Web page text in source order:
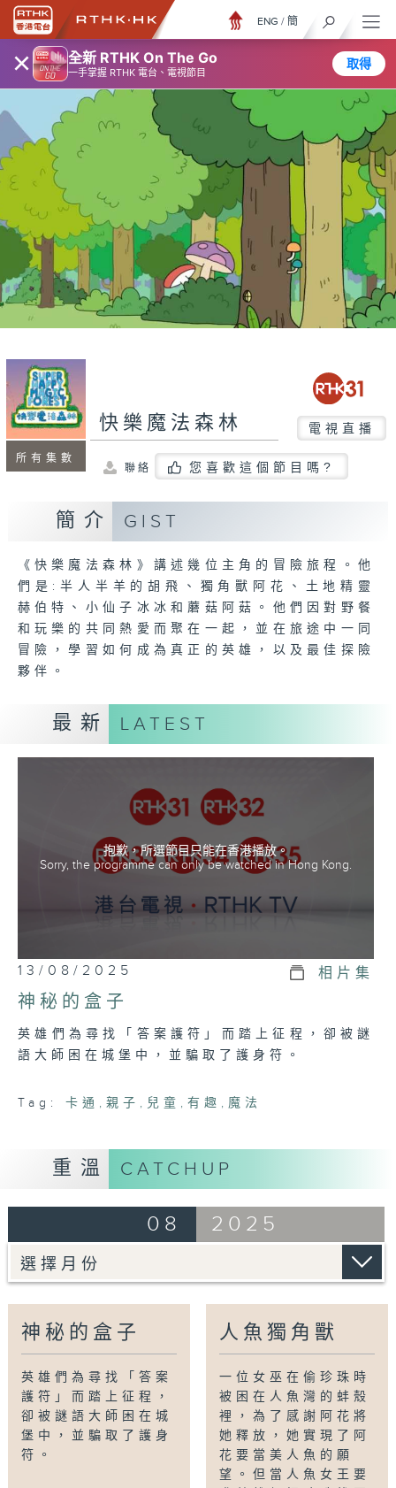
× 全新 RTHK On The Go
一手掌握 RTHK 電台、電視節目
取得
ENG / 簡
所有集數
快樂魔法森林 電視直播
聯絡 您喜歡這個節目嗎?
簡介 GIST
《快樂魔法森林》講述幾位主角的冒險旅程。他
們是:半人半羊的胡飛、獨角獸阿花、土地精靈
赫伯特、小仙子冰冰和蘑菇阿菇。他們因對野餐
和玩樂的共同熱愛而聚在一起，並在旅途中一同
冒險，學習如何成為真正的英雄，以及最佳探險
夥伴。
最新 LATEST
抱歉，所選節目只能在香港播放。
Sorry, the programme can only be watched in Hong Kong.
13/08/2025 相片集
神秘的盒子
英雄們為尋找「答案護符」而踏上征程，卻被謎
語大師困在城堡中，並騙取了護身符。
Tag: 卡通 ,親子 , 兒童 ,有趣 ,魔法
重溫 CATCHUP
08 2025
神秘的盒子
英雄們為尋找「答案
護符」而踏上征程，
卻被謎語大師困在城
堡中，並騙取了護身
符。
人魚獨角獸
一位女巫在偷珍珠時
被困在人魚灣的蚌殼
裡，為了感謝阿花將
她釋放，她實現了阿
花要當美人魚的願
望。但當人魚女王要